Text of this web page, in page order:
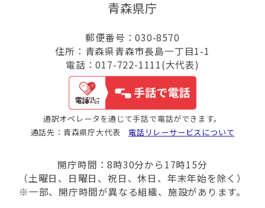
青森県庁
郵便番号：030-8570
住所：青森県青森市長島一丁目1-1
電話：017-722-1111(大代表)
通訳オペレータを通じて手話で電話ができます。
通話先：青森県庁大代表 電話リレーサービスについて
開庁時間：8時30分から17時15分
（土曜日、日曜日、祝日、休日、年末年始を除く）
※一部、開庁時間が異なる組織、施設があります。